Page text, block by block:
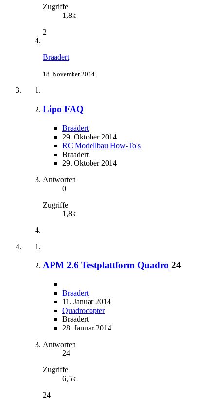
Zugriffe
1,8k
2
Braadert
18. November 2014
Lipo FAQ
Braadert
29. Oktober 2014
RC Modellbau How-To's
Braadert
29. Oktober 2014
Antworten
0
Zugriffe
1,8k
APM 2.6 Testplattform Quadro 24
Braadert
11. Januar 2014
Quadrocopter
Braadert
28. Januar 2014
Antworten
24
Zugriffe
6,5k
24